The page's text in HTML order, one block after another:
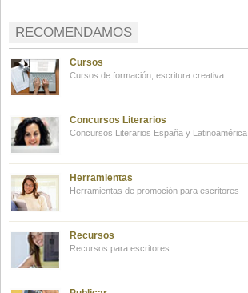
RECOMENDAMOS
Cursos
Cursos de formación, escritura creativa.
Concursos Literarios
Concursos Literarios España y Latinoamérica
Herramientas
Herramientas de promoción para escritores
Recursos
Recursos para escritores